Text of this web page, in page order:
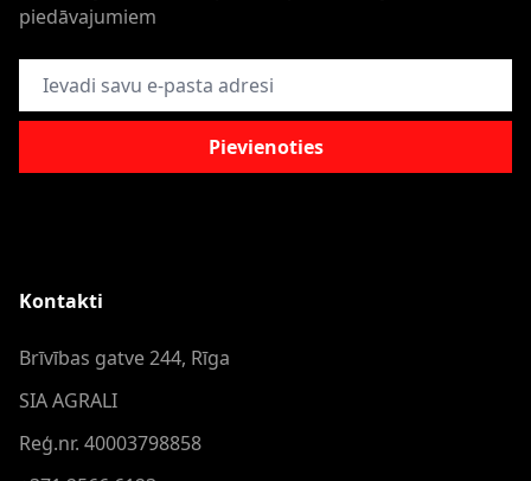
piedāvajumiem
E-pasta adrese
Pievienoties
Kontakti
Brīvības gatve 244, Rīga
SIA AGRALI
Reģ.nr. 40003798858